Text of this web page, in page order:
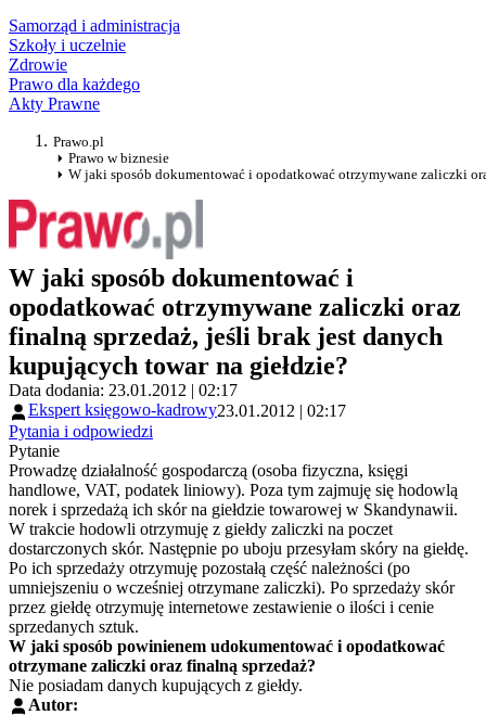
Samorząd i administracja
Szkoły i uczelnie
Zdrowie
Prawo dla każdego
Akty Prawne
Prawo.pl
Prawo w biznesie
W jaki sposób dokumentować i opodatkować otrzymywane zaliczki
W jaki sposób dokumentować i
opodatkować otrzymywane zaliczki oraz
finalną sprzedaż, jeśli brak jest danych
kupujących towar na giełdzie?
Data dodania: 23.01.2012 | 02:17
Ekspert księgowo-kadrowy23.01.2012 | 02:17
Pytania i odpowiedzi
Pytanie
Prowadzę działalność gospodarczą (osoba fizyczna, księgi
handlowe, VAT, podatek liniowy). Poza tym zajmuję się hodowlą
norek i sprzedażą ich skór na giełdzie towarowej w Skandynawii.
W trakcie hodowli otrzymuję z giełdy zaliczki na poczet
dostarczonych skór. Następnie po uboju przesyłam skóry na giełdę.
Po ich sprzedaży otrzymuję pozostałą część należności (po
umniejszeniu o wcześniej otrzymane zaliczki). Po sprzedaży skór
przez giełdę otrzymuję internetowe zestawienie o ilości i cenie
sprzedanych sztuk.
W jaki sposób powinienem udokumentować i opodatkować
otrzymane zaliczki oraz finalną sprzedaż?
Nie posiadam danych kupujących z giełdy.
Autor: